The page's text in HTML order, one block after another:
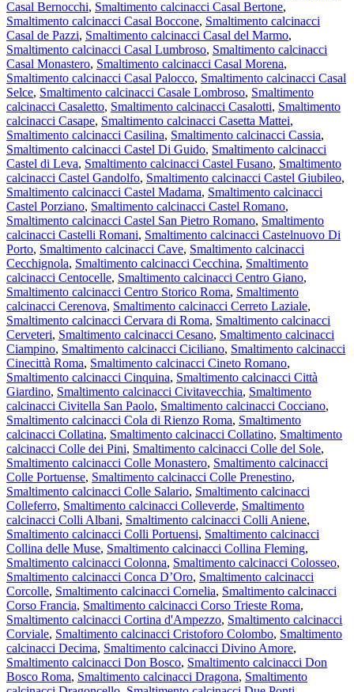
Casal Bernocchi, Smaltimento calcinacci Casal Bertone,
Smaltimento calcinacci Casal Boccone, Smaltimento calcinacci
Casal de Pazzi, Smaltimento calcinacci Casal del Marmo,
Smaltimento calcinacci Casal Lumbroso, Smaltimento calcinacci
Casal Monastero, Smaltimento calcinacci Casal Morena,
Smaltimento calcinacci Casal Palocco, Smaltimento calcinacci Casal
Selce, Smaltimento calcinacci Casale Lombroso, Smaltimento
calcinacci Casaletto, Smaltimento calcinacci Casalotti, Smaltimento
calcinacci Casape, Smaltimento calcinacci Casetta Mattei,
Smaltimento calcinacci Casilina, Smaltimento calcinacci Cassia,
Smaltimento calcinacci Castel Di Guido, Smaltimento calcinacci
Castel di Leva, Smaltimento calcinacci Castel Fusano, Smaltimento
calcinacci Castel Gandolfo, Smaltimento calcinacci Castel Giubileo,
Smaltimento calcinacci Castel Madama, Smaltimento calcinacci
Castel Porziano, Smaltimento calcinacci Castel Romano,
Smaltimento calcinacci Castel San Pietro Romano, Smaltimento
calcinacci Castelli Romani, Smaltimento calcinacci Castelnuovo Di
Porto, Smaltimento calcinacci Cave, Smaltimento calcinacci
Cecchignola, Smaltimento calcinacci Cecchina, Smaltimento
calcinacci Centocelle, Smaltimento calcinacci Centro Giano,
Smaltimento calcinacci Centro Storico Roma, Smaltimento
calcinacci Cerenova, Smaltimento calcinacci Cerreto Laziale,
Smaltimento calcinacci Cervara di Roma, Smaltimento calcinacci
Cerveteri, Smaltimento calcinacci Cesano, Smaltimento calcinacci
Ciampino, Smaltimento calcinacci Ciciliano, Smaltimento calcinacci
Cinecittà Roma, Smaltimento calcinacci Cineto Romano,
Smaltimento calcinacci Cinquina, Smaltimento calcinacci Città
Giardino, Smaltimento calcinacci Civitavecchia, Smaltimento
calcinacci Civitella San Paolo, Smaltimento calcinacci Cocciano,
Smaltimento calcinacci Cola di Rienzo Roma, Smaltimento
calcinacci Collatina, Smaltimento calcinacci Collatino, Smaltimento
calcinacci Colle dei Pini, Smaltimento calcinacci Colle del Sole,
Smaltimento calcinacci Colle Monastero, Smaltimento calcinacci
Colle Portuense, Smaltimento calcinacci Colle Prenestino,
Smaltimento calcinacci Colle Salario, Smaltimento calcinacci
Colleferro, Smaltimento calcinacci Colleverde, Smaltimento
calcinacci Colli Albani, Smaltimento calcinacci Colli Aniene,
Smaltimento calcinacci Colli Portuensi, Smaltimento calcinacci
Collina delle Muse, Smaltimento calcinacci Collina Fleming,
Smaltimento calcinacci Colonna, Smaltimento calcinacci Colosseo,
Smaltimento calcinacci Conca D’Oro, Smaltimento calcinacci
Corcolle, Smaltimento calcinacci Cornelia, Smaltimento calcinacci
Corso Francia, Smaltimento calcinacci Corso Trieste Roma,
Smaltimento calcinacci Cortina d'Ampezzo, Smaltimento calcinacci
Corviale, Smaltimento calcinacci Cristoforo Colombo, Smaltimento
calcinacci Decima, Smaltimento calcinacci Divino Amore,
Smaltimento calcinacci Don Bosco, Smaltimento calcinacci Don
Bosco Roma, Smaltimento calcinacci Dragona, Smaltimento